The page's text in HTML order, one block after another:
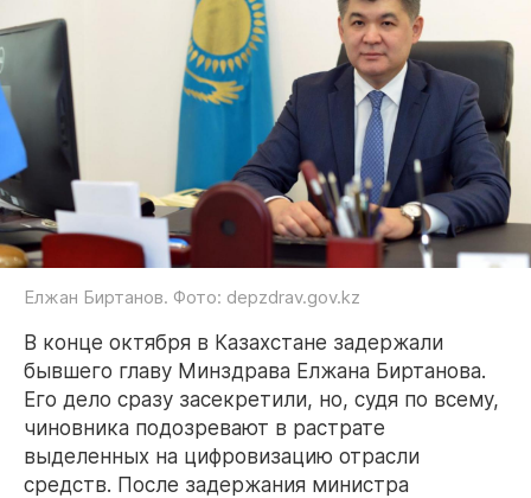
Елжан Биртанов. Фото: depzdrav.gov.kz
В конце октября в Казахстане задержали
бывшего главу Минздрава Елжана Биртанова.
Его дело сразу засекретили, но, судя по всему,
чиновника подозревают в растрате
выделенных на цифровизацию отрасли
средств. После задержания министра